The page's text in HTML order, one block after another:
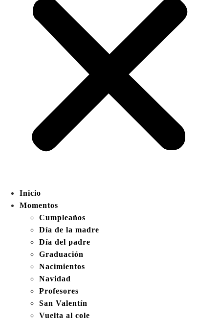
Inicio
Momentos
Cumpleaños
Día de la madre
Día del padre
Graduación
Nacimientos
Navidad
Profesores
San Valentín
Vuelta al cole